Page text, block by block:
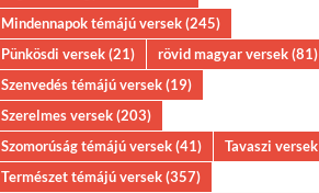
Mindennapok témájú versek(245)
Pünkösdi versek(21) rövid magyar versek(81)
Szenvedés témájú versek(19)
Szerelmes versek(203)
Szomorúság témájú versek(41) Tavaszi versek
Természet témájú versek(357)